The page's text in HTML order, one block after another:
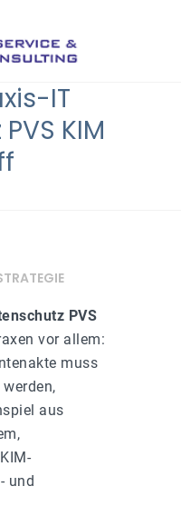
IT
KIM
PVS
vor allem:
muss
aus
und